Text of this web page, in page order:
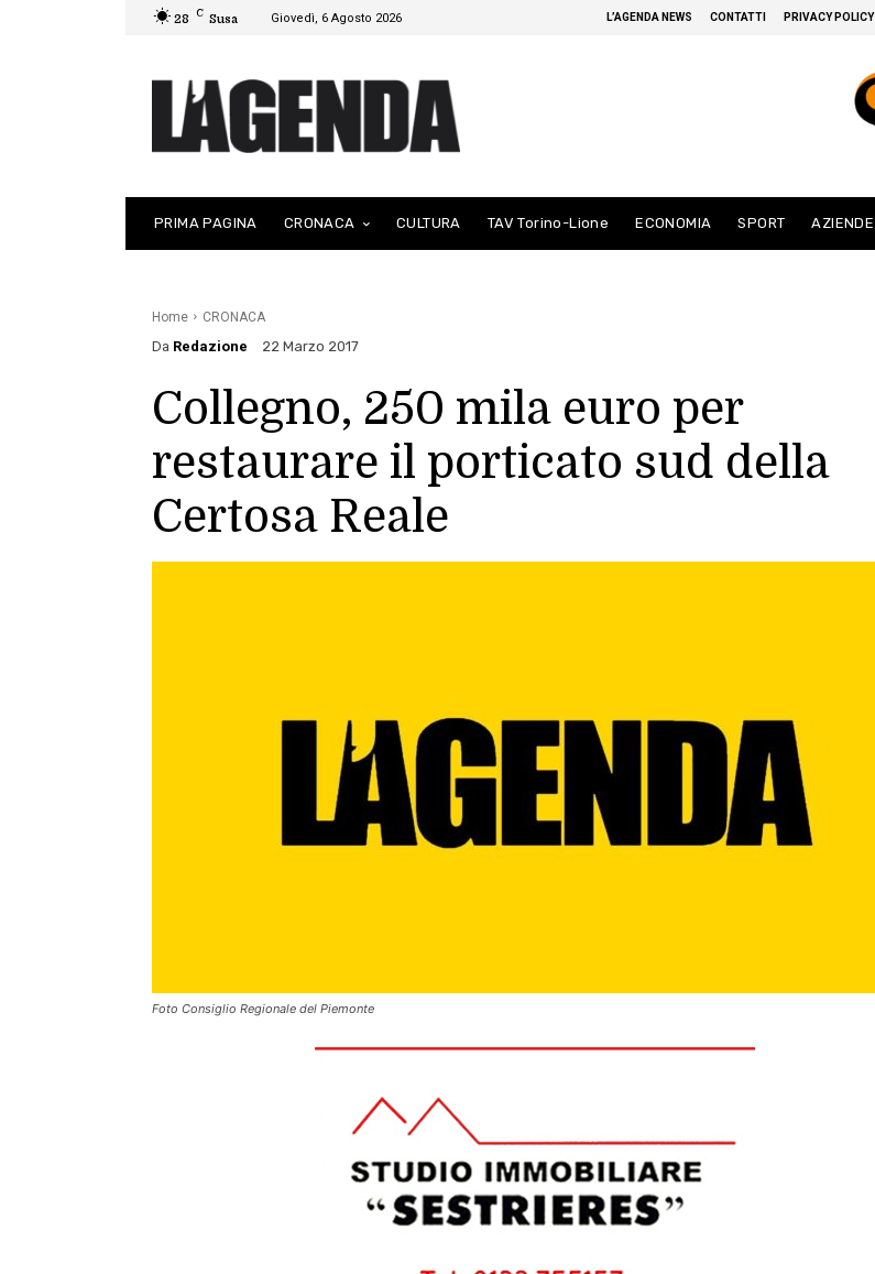
28 C Susa Giovedì, 6 Agosto 2026 L’AGENDA NEWS CONTATTI PRIVACY POLICY
PRIMA PAGINA CRONACA CULTURA TAV Torino-Lione ECONOMIA SPORT AZIENDE
Home CRONACA
Da Redazione 22 Marzo 2017
Collegno, 250 mila euro per
restaurare il porticato sud della
Certosa Reale
Foto Consiglio Regionale del Piemonte